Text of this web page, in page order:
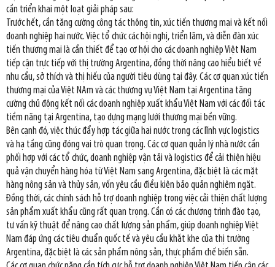
cần triển khai một loạt giải pháp sau:
Trước hết, cần tăng cường công tác thông tin, xúc tiến thương mại và kết nối
doanh nghiệp hai nước. Việc tổ chức các hội nghị, triển lãm, và diễn đàn xúc
tiến thương mại là cần thiết để tạo cơ hội cho các doanh nghiệp Việt Nam
tiếp cận trực tiếp với thị trường Argentina, đồng thời nâng cao hiểu biết về
nhu cầu, sở thích và thị hiếu của người tiêu dùng tại đây. Các cơ quan xúc tiến
thương mại của Việt NAm và các thương vụ Việt Nam tại Argentina tăng
cường chủ động kết nối các doanh nghiệp xuất khẩu Việt Nam với các đối tác
tiềm năng tại Argentina, tạo dựng mạng lưới thương mại bền vững.
Bên cạnh đó, việc thúc đẩy hợp tác giữa hai nước trong các lĩnh vực logistics
và hạ tầng cũng đóng vai trò quan trọng. Các cơ quan quản lý nhà nước cần
phối hợp với các tổ chức, doanh nghiệp vận tải và logistics để cải thiện hiệu
quả vận chuyển hàng hóa từ Việt Nam sang Argentina, đặc biệt là các mặt
hàng nông sản và thủy sản, vốn yêu cầu điều kiện bảo quản nghiêm ngặt.
Đồng thời, các chính sách hỗ trợ doanh nghiệp trong việc cải thiện chất lượng
sản phẩm xuất khẩu cũng rất quan trọng. Cần có các chương trình đào tạo,
tư vấn kỹ thuật để nâng cao chất lượng sản phẩm, giúp doanh nghiệp Việt
Nam đáp ứng các tiêu chuẩn quốc tế và yêu cầu khắt khe của thị trường
Argentina, đặc biệt là các sản phẩm nông sản, thực phẩm chế biến sẵn.